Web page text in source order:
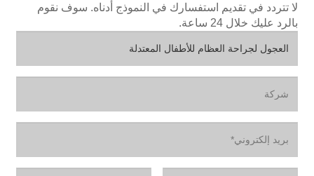
لا تتردد في تقديم استفسارك في النموذج أدناه. سوف نقوم
بالرد عليك خلال 24 ساعة.